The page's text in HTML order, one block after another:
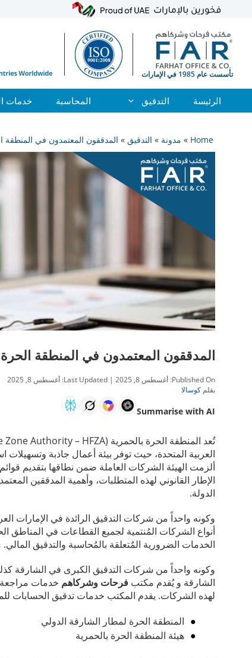
الرئيسة التدقيق المحاسبة خدمات
Home
» مدونة » التدقيق » المدققون المعتمدون في المنطقة
المدققون المعتمدون في المنطقة الحرة
Published On: أغسطس 8, 2025 | Last Updated:
أغسطس 8, 2025
بقلم كوسالا
Summarise with AI
العربية المتحدة، حيث توفر بيئة أعمال جاذبة وتسهيلات
ألزمت الهيئة الشركات العاملة ضمن نطاقها بتقديم
الإطار القانوني لهذه المتطلبات، وأهمية المدققين
الدولة.
وكونه واحداً من شركات التدقيق الرائدة في الإمارات
أنواع الشركات المُنتمية لجميع القطاعات في المناطق
الخدمات الضرورية المٌتعلقة بالمُحاسبة والتدقيق
وكونه واحداً من شركات التدقيق الكبرى في الشارقة
الشارقة و يُقدم مكتب فرحات وشركاهم خدمات مراجعة
لهذه الشركات. يقدم المكتب خدمات تدقيق الحسابات
المنطقة الحرة لمطار الشارقة الدولي
هيئة المنطقة الحرة بالحمرية